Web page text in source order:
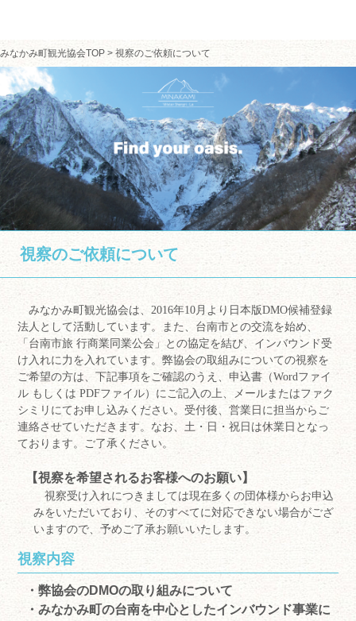
みなかみ町観光協会TOP > 視察のご依頼について
視察のご依頼について
みなかみ町観光協会は、2016年10月より日本版DMO候補登録
法人として活動しています。また、台南市との交流を始め、
「台南市旅 行商業同業公会」との協定を結び、インバウンド受
け入れに力を入れています。弊協会の取組みについての視察を
ご希望の方は、下記事項をご確認のうえ、申込書（Wordファイ
ル もしくはPDFファイル）にご記入の上、メールまたはファク
シミリにてお申し込みください。受付後、営業日に担当からご
連絡させていただきます。なお、土・日・祝日は休業日となっ
ております。ご了承ください。
【視察を希望されるお客様へのお願い】
視察受け入れにつきましては現在多くの団体様からお申込
みをいただいており、そのすべてに対応できない場合がござ
いますので、予めご了承お願いいたします。
視察内容
・弊協会のDMOの取り組みについて
・みなかみ町の台南を中心としたインバウンド事業に